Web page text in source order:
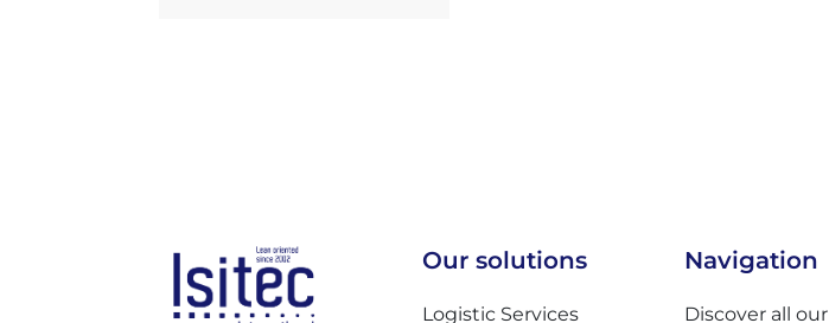
Our solutions
Logistic Services
Navigation
Discover all our